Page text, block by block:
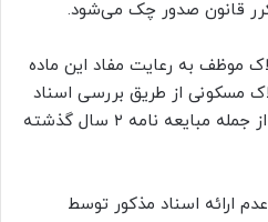
موظف به رعایت مفاد این ماده
مسکونی از طریق بررسی اسناد
عادی و رسمی ملک مورد اجاره از جمله مبایعه نامه ۲ سال گذشته
ارائه اسناد مذکور توسط